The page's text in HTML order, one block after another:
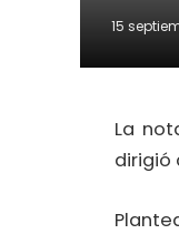
15
La
dirigió